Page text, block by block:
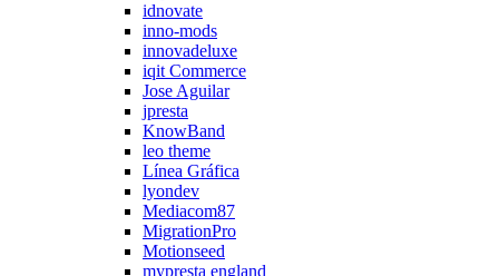
idnovate
inno-mods
innovadeluxe
iqit Commerce
Jose Aguilar
jpresta
KnowBand
leo theme
Línea Gráfica
lyondev
Mediacom87
MigrationPro
Motionseed
mypresta england